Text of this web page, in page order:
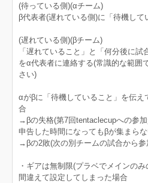
(待っている側)(αチーム)
β代表者(遅れている側)に「待機して
(遅れている側)(βチーム)
「遅れていること」と「何分後に試
をα代表者に連絡する(常識的な範囲
さい)
αがβに「待機していること」を伝え
合
→βの失格(第7回tentaclecupへの参
申告した時間になってもβが集まら
→βの2敗(次の別チームの試合から参
・ギアは無制限(プラベでメインの
間違えて設定してしまった場合